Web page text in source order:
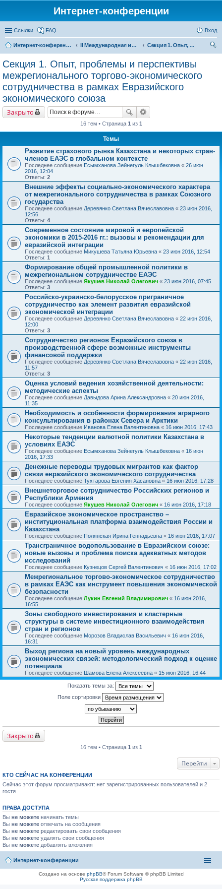
Интернет-конференции
Ссылки FAQ Вход
Интернет-конференции II Международная интернет-конференция «Межрегиональное сотрудничество в формирующемся Евразийском экономическом пространстве»
Секция 1. Опыт, проблемы и перспективы межрегионального торгово-экономического сотрудничества в рамках Евразийского экономического союза
Секция 1. Опыт, проблемы и перспективы
межрегионального торгово-экономического
сотрудничества в рамках Евразийского
экономического союза
Закрыто
16 тем • Страница 1 из 1
Темы
Развитие страхового рынка Казахстана и некоторых стран-
членов ЕАЭС в глобальном контексте
Последнее сообщение Есымханова Зейнегуль Клышбековна « 26 июн
2016, 12:04
Ответы: 2
Внешние эффекты социально-экономического характера
от межрегионального сотрудничества в рамках Союзного
государства
Последнее сообщение Деревянко Светлана Вячеславовна « 23 июн 2016,
12:56
Ответы: 4
Современное состояние мировой и европейской
экономики в 2015-2016 гг.: вызовы и рекомендации для
евразийской интеграции
Последнее сообщение Микушева Татьяна Юрьевна « 23 июн 2016, 12:54
Ответы: 1
Формирование общей промышленной политики в
межрегиональном сотрудничестве ЕАЭС
Последнее сообщение Якушев Николай Олегович « 23 июн 2016, 07:45
Ответы: 3
Российско-украинско-белорусское приграничное
сотрудничество как элемент развития евразийской
экономической интеграции
Последнее сообщение Деревянко Светлана Вячеславовна « 22 июн 2016,
12:00
Ответы: 3
Сотрудничество регионов Евразийского союза в
производственной сфере возможные инструменты
финансовой поддержки
Последнее сообщение Деревянко Светлана Вячеславовна « 22 июн 2016,
11:57
Ответы: 3
Оценка условий ведения хозяйственной деятельности:
методические аспекты
Последнее сообщение Давыдова Арина Александровна « 20 июн 2016,
11:35
Необходимость и особенности формирования аграрного
консультирования в районах Севера и Арктики
Последнее сообщение Иванова Елена Валентиновна « 16 июн 2016, 17:43
Некоторые тенденции валютной политики Казахстана в
условиях ЕАЭС
Последнее сообщение Есымханова Зейнегуль Клышбековна « 16 июн
2016, 17:33
Денежные переводы трудовых мигрантов как фактор
связи евразийского экономического сотрудничества
Последнее сообщение Тухтарова Евгения Хасановна « 16 июн 2016, 17:28
Внешнеторговое сотрудничество Российских регионов и
Республики Армения
Последнее сообщение Якушев Николай Олегович « 16 июн 2016, 17:18
Евразийское экономическое пространство –
институциональная платформа взаимодействия России и
Казахстана
Последнее сообщение Полянская Ирина Геннадьевна « 16 июн 2016, 17:07
Трансграничное водопользование в Евразийском союзе:
новые вызовы и проблема поиска адекватных методов
исследований
Последнее сообщение Кузнецов Сергей Валентинович « 16 июн 2016, 17:02
Межрегиональное торгово-экономическое сотрудничество
в рамках ЕАЭС как инструмент повышения экономической
безопасности
Последнее сообщение Лукин Евгений Владимирович « 16 июн 2016,
16:55
Зоны свободного инвестирования и кластерные
структуры в системе инвестиционного взаимодействия
стран и регионов
Последнее сообщение Морозов Владислав Васильевич « 16 июн 2016,
16:31
Выход региона на новый уровень международных
экономических связей: методологический подход к оценке
потенциала
Последнее сообщение Шамова Елена Алексеевна « 15 июн 2016, 16:44
Показать темы за:
Поле сортировки
Закрыто
16 тем • Страница 1 из 1
Перейти
КТО СЕЙЧАС НА КОНФЕРЕНЦИИ
Сейчас этот форум просматривают: нет зарегистрированных пользователей и 2
гостя
ПРАВА ДОСТУПА
Вы не можете начинать темы
Вы не можете отвечать на сообщения
Вы не можете редактировать свои сообщения
Вы не можете удалять свои сообщения
Вы не можете добавлять вложения
Интернет-конференции
Создано на основе phpBB® Forum Software © phpBB Limited
Русская поддержка phpBB